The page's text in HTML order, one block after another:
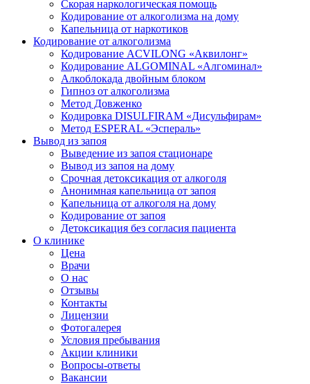
Скорая наркологическая помощь
Кодирование от алкоголизма на дому
Капельница от наркотиков
Кодирование от алкоголизма
Кодирование ACVILONG «Аквилонг»
Кодирование ALGOMINAL «Алгоминал»
Алкоблокада двойным блоком
Гипноз от алкоголизма
Метод Довженко
Кодировка DISULFIRAM «Дисульфирам»
Метод ESPERAL «Эспераль»
Вывод из запоя
Выведение из запоя стационаре
Вывод из запоя на дому
Срочная детоксикация от алкоголя
Анонимная капельница от запоя
Капельница от алкоголя на дому
Кодирование от запоя
Детоксикация без согласия пациента
О клинике
Цена
Врачи
О нас
Отзывы
Контакты
Лицензии
Фотогалерея
Условия пребывания
Акции клиники
Вопросы-ответы
Вакансии